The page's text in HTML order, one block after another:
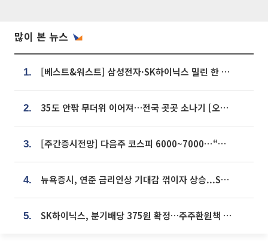
많이 본 뉴스
1. [베스트&워스트] 삼성전자·SK하이닉스 밀린 한 주…상상인증권은 85% 급등
2. 35도 안팎 무더위 이어져…전국 곳곳 소나기 [오늘 날씨]
3. [주간증시전망] 다음주 코스피 6000~7000⋯“外人 수급은 정책이 변수”
4. 뉴욕증시, 연준 금리인상 기대감 꺾이자 상승...S&P500 사상 최고치 [종합]
5. SK하이닉스, 분기배당 375원 확정…주주환원책 9월로 앞당겨 발표